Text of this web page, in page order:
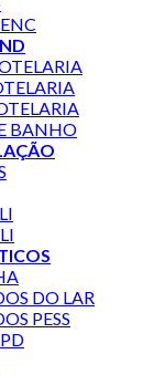
BANHO
DO LAR
PESS